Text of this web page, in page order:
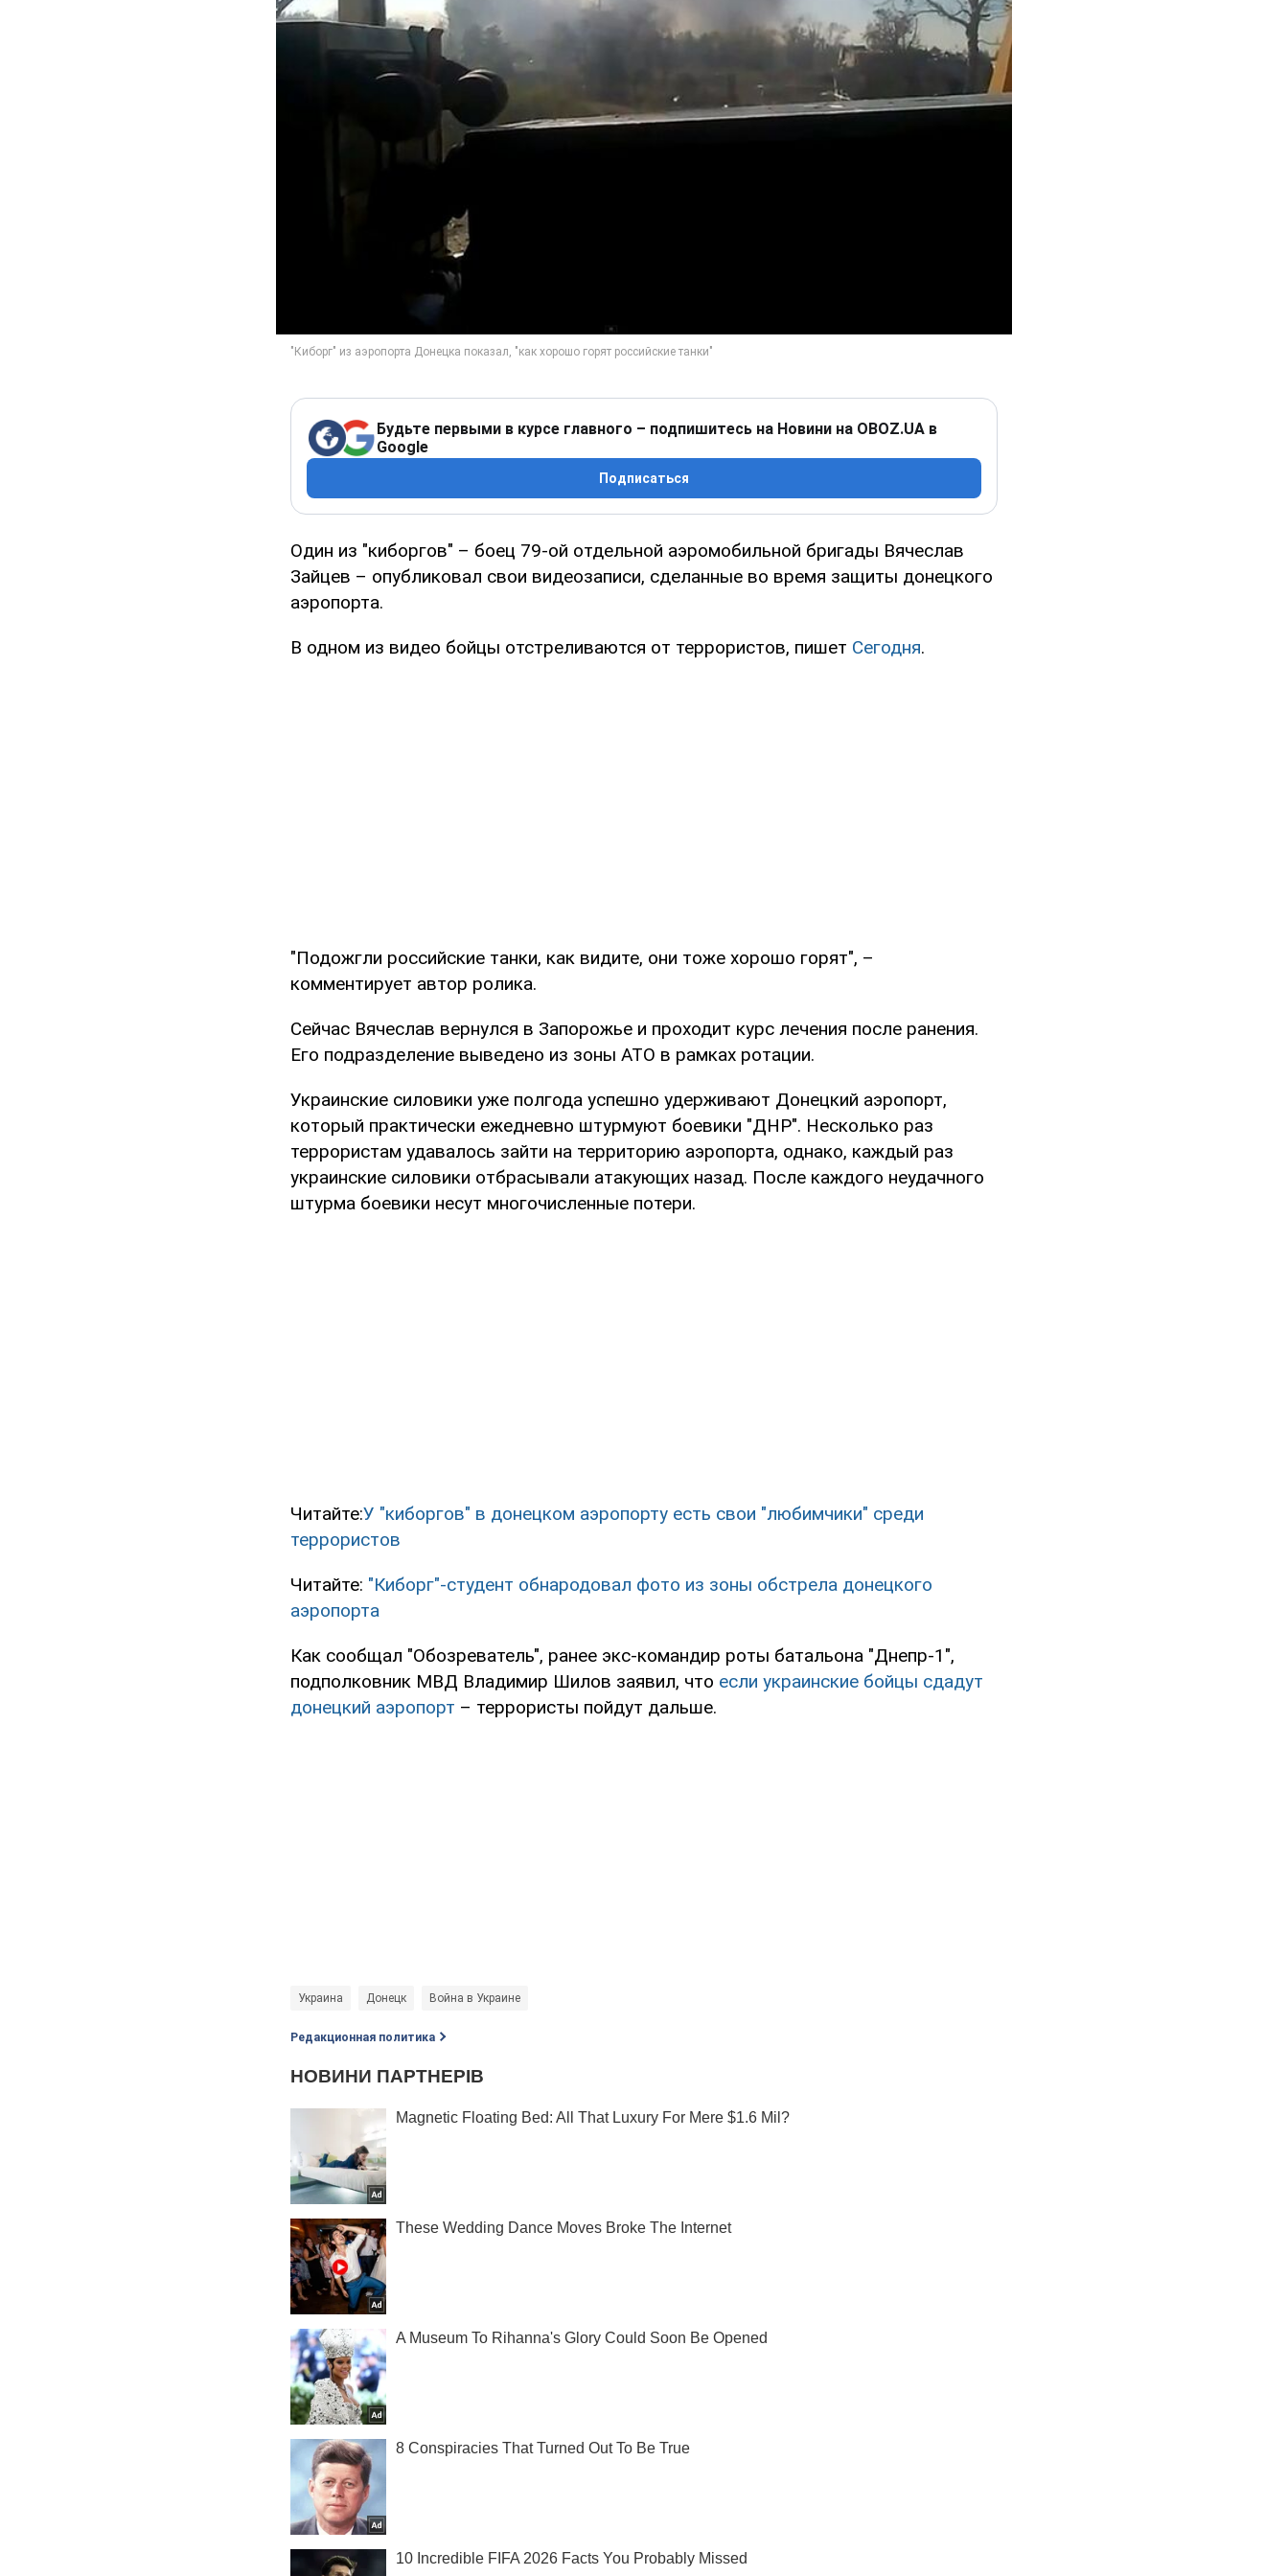
Будьте первыми в курсе главного – подпишитесь на Новини на OBOZ.UA в
Google
Подписаться
Один из "киборгов" – боец 79-ой отдельной аэромобильной бригады Вячеслав
Зайцев – опубликовал свои видеозаписи, сделанные во время защиты донецкого
аэропорта.
В одном из видео бойцы отстреливаются от террористов, пишет Сегодня.
"Подожгли российские танки, как видите, они тоже хорошо горят", –
комментирует автор ролика.
Сейчас Вячеслав вернулся в Запорожье и проходит курс лечения после ранения.
Его подразделение выведено из зоны АТО в рамках ротации.
Украинские силовики уже полгода успешно удерживают Донецкий аэропорт,
который практически ежедневно штурмуют боевики "ДНР". Несколько раз
террористам удавалось зайти на территорию аэропорта, однако, каждый раз
украинские силовики отбрасывали атакующих назад. После каждого неудачного
штурма боевики несут многочисленные потери.
Читайте:У "киборгов" в донецком аэропорту есть свои "любимчики" среди
террористов
Читайте: "Киборг"-студент обнародовал фото из зоны обстрела донецкого
аэропорта
Как сообщал "Обозреватель", ранее экс-командир роты батальона "Днепр-1",
подполковник МВД Владимир Шилов заявил, что если украинские бойцы сдадут
донецкий аэропорт – террористы пойдут дальше.
Украина Донецк Война в Украине
Редакционная политика